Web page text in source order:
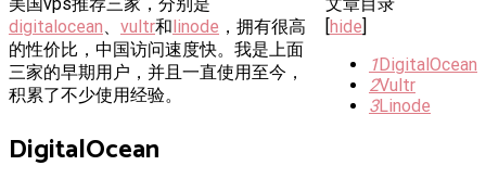
[hide]
1DigitalOcean
2Vultr
3Linode
digitalocean、 vultr和linode ，拥有很高
的性价比，中国访问速度快。我是上面
三家的早期用户，并且一直使用至今，
积累了不少使用经验。
DigitalOcean